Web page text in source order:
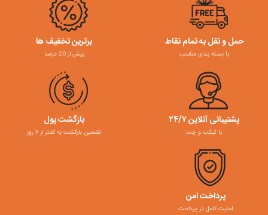
حمل و نقل به تمام نقاط
با بسته بندی مناسب
برترین تخفیف ها
بیش از 20 درصد
پشتیبانی آنلاین ۲۴/۷
با تیکت و چت
بازگشت پول
تضمین بازگشت به کمتر از ۷ روز
پرداخت امن
امنیت کامل در پرداخت